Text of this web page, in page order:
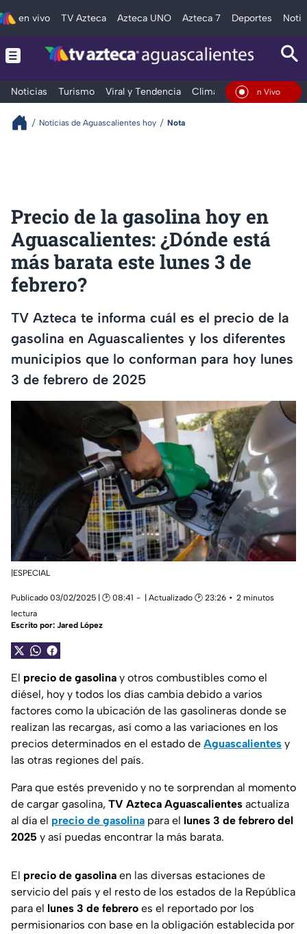
en vivo TV Azteca Azteca UNO Azteca 7 Deportes
Noticias Turismo Viral y Tendencia Clima Deportes
En Vivo
Noticias de Aguascalientes hoy Nota
Precio de la gasolina hoy en
Aguascalientes: ¿Dónde está
más barata este lunes 3 de
febrero?
TV Azteca te informa cuál es el precio de la
gasolina en Aguascalientes y los diferentes
municipios que lo conforman para hoy lunes
3 de febrero de 2025
|ESPECIAL
Publicado 03/02/2025 | 🕑 08:41 | Actualizado 🕑 23:26
2 minutos
lectura
Escrito por: Jared López
El precio de gasolina y otros combustibles como el
diésel, hoy y todos los días cambia debido a varios
factores como la ubicación de las gasolineras donde se
realizan las recargas, así como a las variaciones en los
precios determinados en el estado de Aguascalientes y
las otras regiones del país.
Para que estés prevenido y no te sorprendan al momento
de cargar gasolina, TV Azteca Aguascalientes actualiza
al día el precio de gasolina para el lunes 3 de febrero del
2025 y así puedas encontrar la más barata.
El precio de gasolina en las diversas estaciones de
servicio del país y el resto de los estados de la República
para el lunes 3 de febrero es el reportado por los
permisionarios con base en la obligación establecida por